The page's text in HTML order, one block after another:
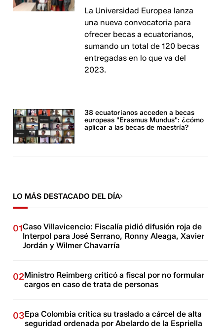
La Universidad Europea lanza
una nueva convocatoria para
ofrecer becas a ecuatorianos,
sumando un total de 120 becas
entregadas en lo que va del
2023.
38 ecuatorianos acceden a becas
europeas "Erasmus Mundus": ¿cómo
aplicar a las becas de maestría?
LO MÁS DESTACADO DEL DÍA
01Caso Villavicencio: Fiscalía pidió difusión roja de
Interpol para José Serrano, Ronny Aleaga, Xavier
Jordán y Wilmer Chavarría
02Ministro Reimberg criticó a fiscal por no formular
cargos en caso de trata de personas
03Epa Colombia critica su traslado a cárcel de alta
seguridad ordenada por Abelardo de la Espriella